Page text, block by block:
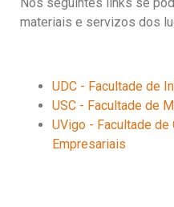
materiais e servizos dos
UDC - Facultade de
USC - Facultade de
UVigo - Facultade
Empresariais